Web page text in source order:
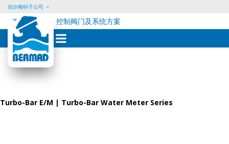
Skip
content
伯尔梅特子公司
控制阀门及系统方案
Turbo-Bar E/M | Turbo-Bar Water Meter Series